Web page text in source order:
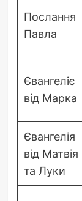
Послання
Павла
Євангеліє
від Марка
Євангелія
від Матвія
та Луки